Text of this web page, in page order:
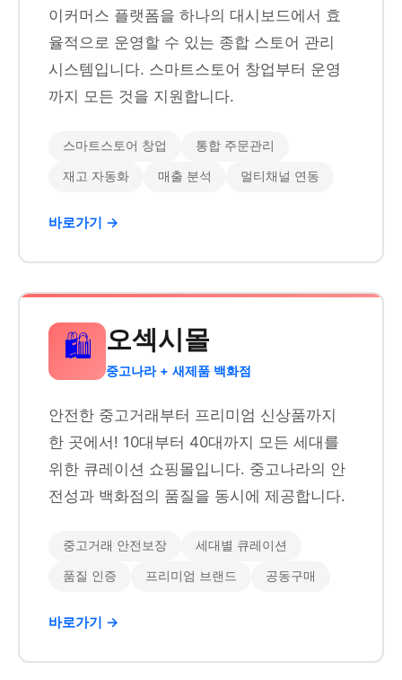
이커머스 플랫폼을 하나의 대시보드에서 효
율적으로 운영할 수 있는 종합 스토어 관리
시스템입니다. 스마트스토어 창업부터 운영
까지 모든 것을 지원합니다.
스마트스토어 창업 통합 주문관리
재고 자동화 매출 분석 멀티채널 연동
바로가기 →
🛍️ 오섹시몰
중고나라 + 새제품 백화점
안전한 중고거래부터 프리미엄 신상품까지
한 곳에서! 10대부터 40대까지 모든 세대를
위한 큐레이션 쇼핑몰입니다. 중고나라의 안
전성과 백화점의 품질을 동시에 제공합니다.
중고거래 안전보장 세대별 큐레이션
품질 인증 프리미엄 브랜드 공동구매
바로가기 →